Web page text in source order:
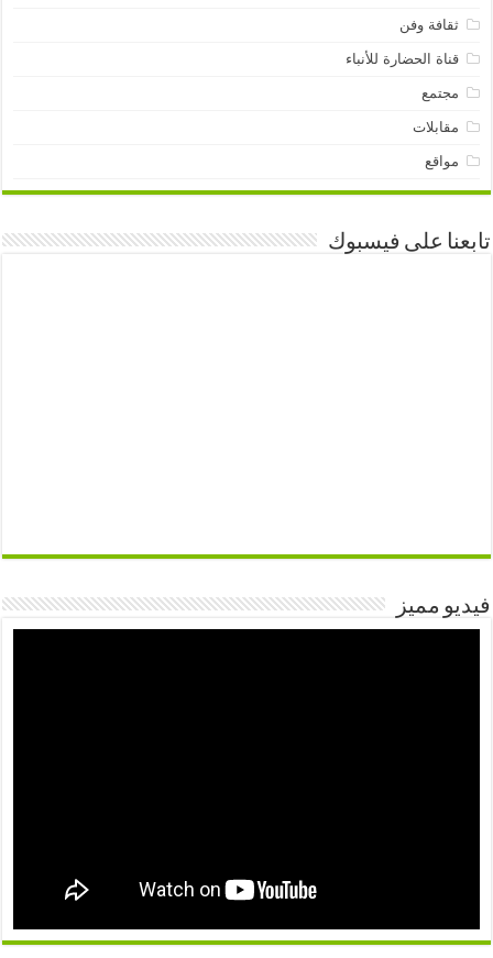
ثقافة وفن
قناة الحضارة للأنباء
مجتمع
مقابلات
مواقع
تابعنا على فيسبوك
فيديو مميز